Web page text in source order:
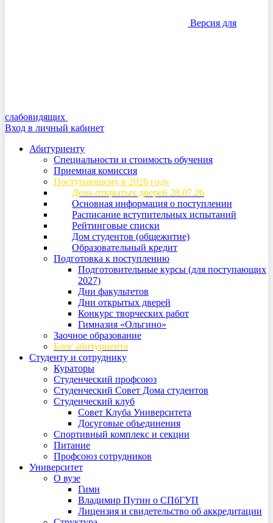
Версия для
слабовидящих
Вход в личный кабинет
Абитуриенту
Специальности и стоимость обучения
Приемная комиссия
Поступающему в 2026 году
День открытых дверей 28.07.26
Основная информация о поступлении
Расписание вступительных испытаний
Рейтинговые списки
Дом студентов (общежитие)
Образовательный кредит
Подготовка к поступлению
Подготовительные курсы (для поступающих
2027)
Дни факультетов
Дни открытых дверей
Конкурс творческих работ
Гимназия «Ольгино»
Заочное образование
Блог абитуриента
Студенту и сотруднику
Кураторы
Студенческий профсоюз
Студенческий Совет Дома студентов
Студенческий клуб
Совет Клуба Университета
Досуговые объединения
Спортивный комплекс и секции
Питание
Профсоюз сотрудников
Университет
О вузе
Гимн
Владимир Путин о СПбГУП
Лицензия и свидетельство об аккредитации